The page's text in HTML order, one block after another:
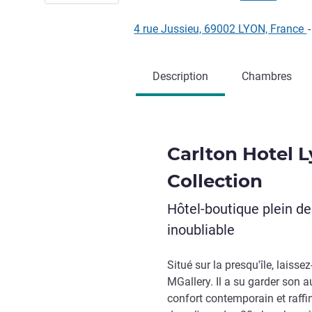
4 rue Jussieu, 69002 LYON, France -
Description Chambres
Carlton Hotel
Collection
Hôtel-boutique plein
inoubliable
Situé sur la presqu'île,
MGallery. Il a su garder son
confort contemporain et